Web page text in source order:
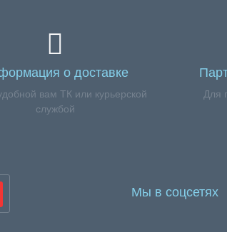
о доставке
вам ТК или курьерской
службой
Для
Мы в соцсетях